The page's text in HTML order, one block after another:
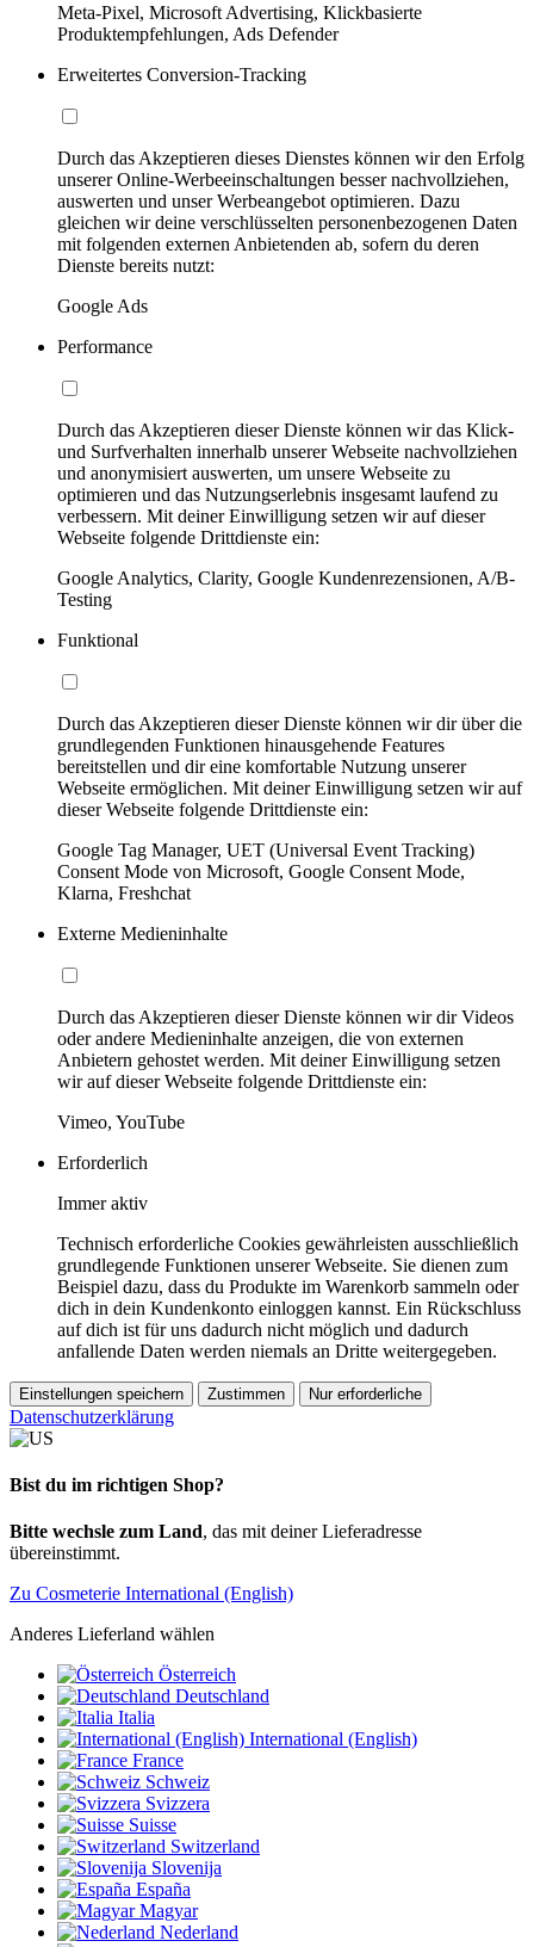
Meta-Pixel, Microsoft Advertising, Klickbasierte
Produktempfehlungen, Ads Defender
Erweitertes Conversion-Tracking
Durch das Akzeptieren dieses Dienstes können wir den Erfolg
unserer Online-Werbeeinschaltungen besser nachvollziehen,
auswerten und unser Werbeangebot optimieren. Dazu
gleichen wir deine verschlüsselten personenbezogenen Daten
mit folgenden externen Anbietenden ab, sofern du deren
Dienste bereits nutzt:
Google Ads
Performance
Durch das Akzeptieren dieser Dienste können wir das Klick-
und Surfverhalten innerhalb unserer Webseite nachvollziehen
und anonymisiert auswerten, um unsere Webseite zu
optimieren und das Nutzungserlebnis insgesamt laufend zu
verbessern. Mit deiner Einwilligung setzen wir auf dieser
Webseite folgende Drittdienste ein:
Google Analytics, Clarity, Google Kundenrezensionen, A/B-
Testing
Funktional
Durch das Akzeptieren dieser Dienste können wir dir über die
grundlegenden Funktionen hinausgehende Features
bereitstellen und dir eine komfortable Nutzung unserer
Webseite ermöglichen. Mit deiner Einwilligung setzen wir auf
dieser Webseite folgende Drittdienste ein:
Google Tag Manager, UET (Universal Event Tracking)
Consent Mode von Microsoft, Google Consent Mode,
Klarna, Freshchat
Externe Medieninhalte
Durch das Akzeptieren dieser Dienste können wir dir Videos
oder andere Medieninhalte anzeigen, die von externen
Anbietern gehostet werden. Mit deiner Einwilligung setzen
wir auf dieser Webseite folgende Drittdienste ein:
Vimeo, YouTube
Erforderlich
Immer aktiv
Technisch erforderliche Cookies gewährleisten ausschließlich
grundlegende Funktionen unserer Webseite. Sie dienen zum
Beispiel dazu, dass du Produkte im Warenkorb sammeln oder
dich in dein Kundenkonto einloggen kannst. Ein Rückschluss
auf dich ist für uns dadurch nicht möglich und dadurch
anfallende Daten werden niemals an Dritte weitergegeben.
Einstellungen speichern Zustimmen Nur erforderliche
Datenschutzerklärung
Bist du im richtigen Shop?
Bitte wechsle zum Land, das mit deiner Lieferadresse
übereinstimmt.
Zu Cosmeterie International (English)
Anderes Lieferland wählen
Österreich
Deutschland
Italia
International (English)
France
Schweiz
Svizzera
Suisse
Switzerland
Slovenija
España
Magyar
Nederland